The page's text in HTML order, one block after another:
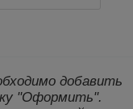
добавить
"Оформить".